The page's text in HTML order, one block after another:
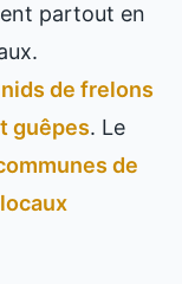
partout en
de frelons
guêpes. Le
de